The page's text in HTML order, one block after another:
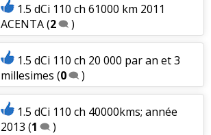
1.5 dCi 110 ch 61000 km 2011
ACENTA(2 )
1.5 dCi 110 ch 20 000 par an et 3
millesimes (0 )
1.5 dCi 110 ch 40000kms; année
2013 (1 )